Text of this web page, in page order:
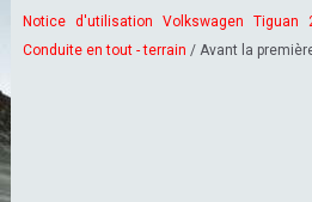
Notice d'utilisation Volkswagen Tiguan
Conduite en tout - terrain / Avant la